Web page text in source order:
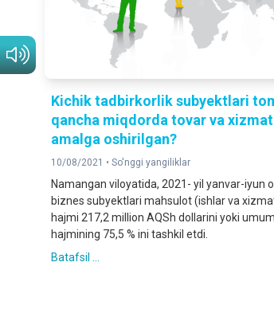
Kichik tadbirkorlik subyektlari
qancha miqdorda tovar va
amalga oshirilgan?
10/08/2021 • So'nggi yangiliklar
Namangan viloyatida, 2021- yil yanvar-iyun
biznes subyektlari mahsulot (ishlar va
hajmi 217,2 million AQSh dollarini yoki
hajmining 75,5 % ini tashkil etdi.
Batafsil ...